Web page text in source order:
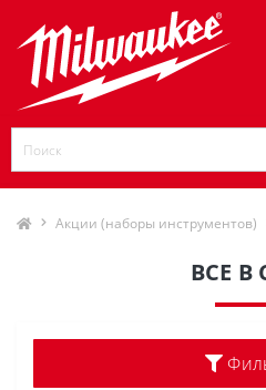
Акции (наборы инструментов)
ВСЕ В